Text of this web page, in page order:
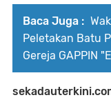
Baca Juga :
Peletakan Batu
Gereja GAPPIN